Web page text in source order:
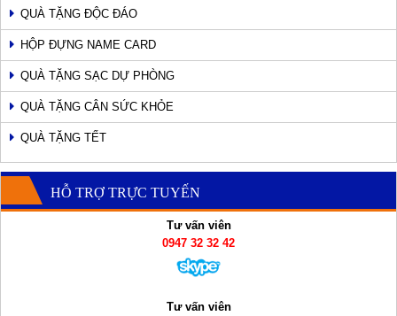
QUÀ TẶNG ĐỘC ĐÁO
HỘP ĐỰNG NAME CARD
QUÀ TẶNG SẠC DỰ PHÒNG
QUÀ TẶNG CÂN SỨC KHỎE
QUÀ TẶNG TẾT
HỖ TRỢ TRỰC TUYẾN
Tư vấn viên
0947 32 32 42
Tư vấn viên